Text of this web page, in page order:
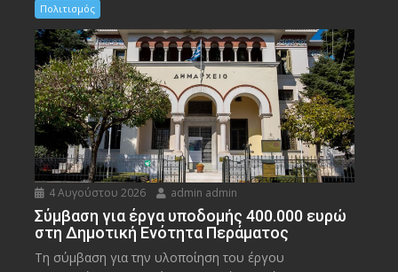
Πολιτισμός
4 Αυγούστου 2026 admin admin
Σύμβαση για έργα υποδομής 400.000 ευρώ
στη Δημοτική Ενότητα Περάματος
Τη σύμβαση για την υλοποίηση του έργου